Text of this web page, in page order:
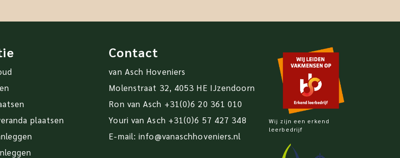
plaatsen
Contact
van Asch Hoveniers
Molenstraat 32, 4053 HE IJzendoorn
Ron van Asch +31(0)6 20 361 010
Youri van Asch +31(0)6 57 427 348
E-mail:info@vanaschhoveniers.nl
Wij zijn een erkend
leerbedrijf